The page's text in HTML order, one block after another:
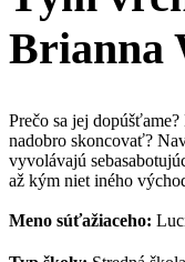
Brianna
Prečo sa jej
nadobro skoncovať?
vyvolávajú
až kým niet iného
Meno súťažiaceho: